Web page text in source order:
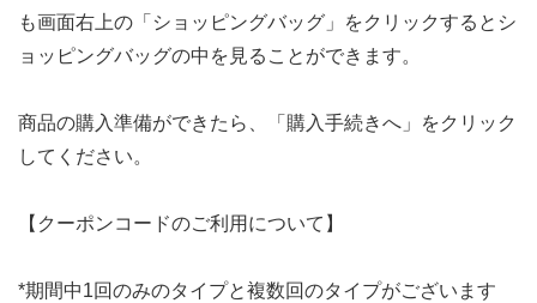
も画面右上の「ショッピングバッグ」をクリックするとシ
ョッピングバッグの中を見ることができます。
商品の購入準備ができたら、「購入手続きへ」をクリック
してください。
【クーポンコードのご利用について】
*期間中1回のみのタイプと複数回のタイプがございます